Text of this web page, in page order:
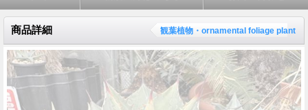
商品詳細 観葉植物・ornamental foliage plant